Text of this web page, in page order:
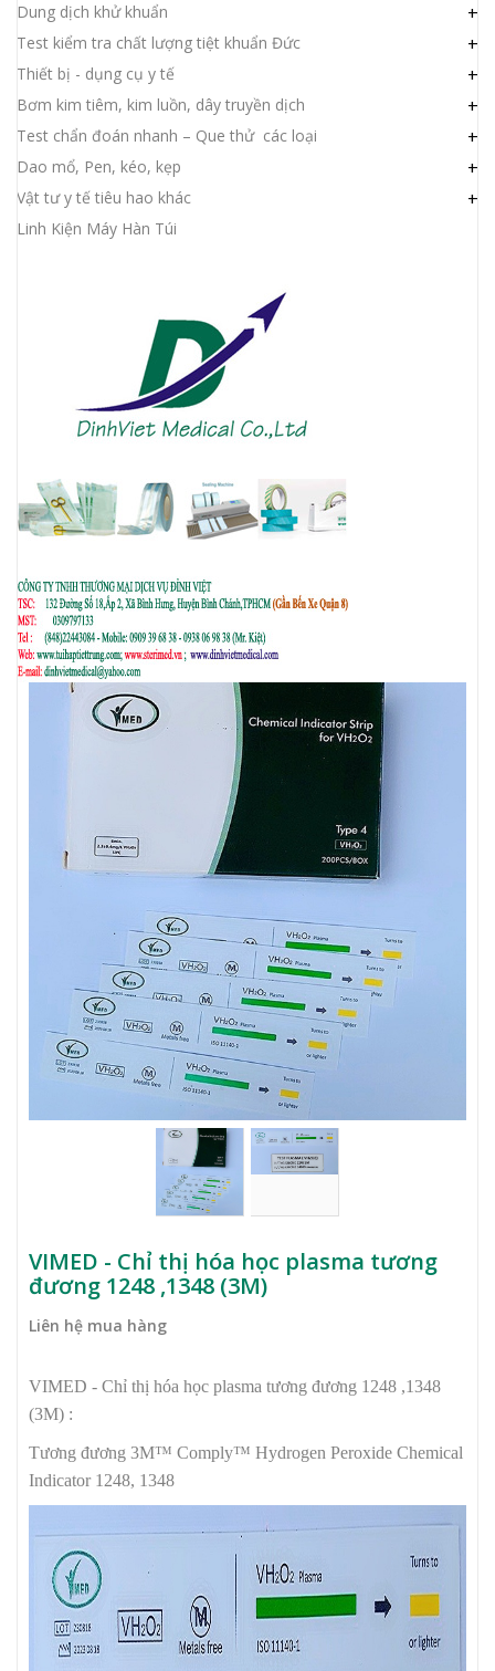
Dung dịch khử khuẩn +
Test kiểm tra chất lượng tiệt khuẩn Đức +
Thiết bị - dụng cụ y tế +
Bơm kim tiêm, kim luồn, dây truyền dịch +
Test chẩn đoán nhanh – Que thử các loại +
Dao mổ, Pen, kéo, kẹp +
Vật tư y tế tiêu hao khác +
Linh Kiện Máy Hàn Túi
VIMED - Chỉ thị hóa học plasma tương
đương 1248 ,1348 (3M)
Liên hệ mua hàng
VIMED - Chỉ thị hóa học plasma tương đương 1248 ,1348
(3M) :
Tương đương 3M™ Comply™ Hydrogen Peroxide Chemical
Indicator 1248, 1348